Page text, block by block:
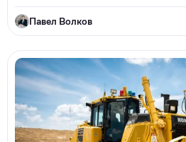
Павел Волков